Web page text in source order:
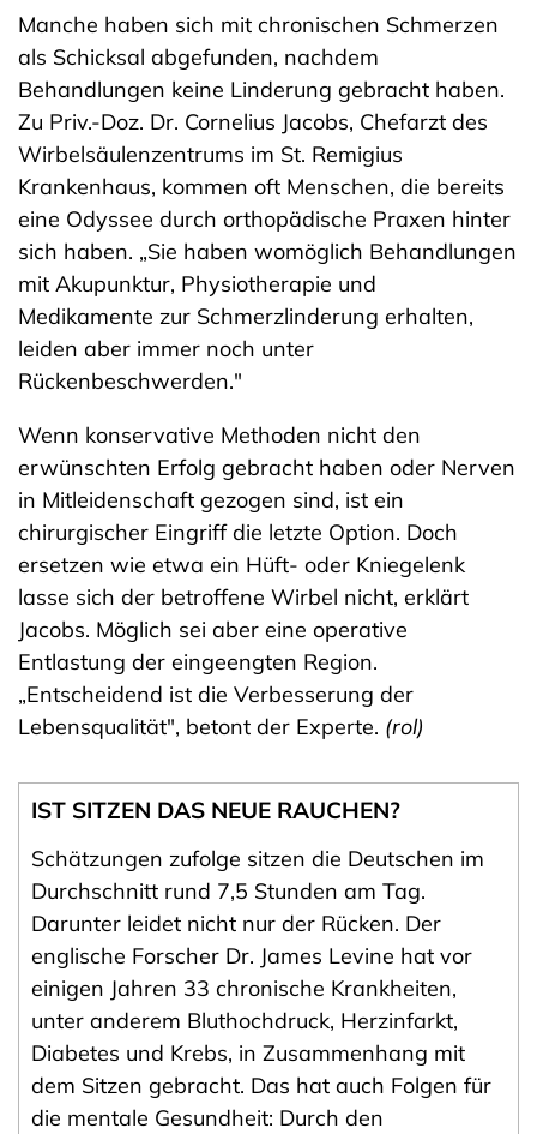
Manche haben sich mit chronischen Schmerzen
als Schicksal abgefunden, nachdem
Behandlungen keine Linderung gebracht haben.
Zu Priv.-Doz. Dr. Cornelius Jacobs, Chefarzt des
Wirbelsäulenzentrums im St. Remigius
Krankenhaus, kommen oft Menschen, die bereits
eine Odyssee durch orthopädische Praxen hinter
sich haben. „Sie haben womöglich Behandlungen
mit Akupunktur, Physiotherapie und
Medikamente zur Schmerzlinderung erhalten,
leiden aber immer noch unter
Rückenbeschwerden."
Wenn konservative Methoden nicht den
erwünschten Erfolg gebracht haben oder Nerven
in Mitleidenschaft gezogen sind, ist ein
chirurgischer Eingriff die letzte Option. Doch
ersetzen wie etwa ein Hüft- oder Kniegelenk
lasse sich der betroffene Wirbel nicht, erklärt
Jacobs. Möglich sei aber eine operative
Entlastung der eingeengten Region.
„Entscheidend ist die Verbesserung der
Lebensqualität", betont der Experte. (rol)
IST SITZEN DAS NEUE RAUCHEN?
Schätzungen zufolge sitzen die Deutschen im
Durchschnitt rund 7,5 Stunden am Tag.
Darunter leidet nicht nur der Rücken. Der
englische Forscher Dr. James Levine hat vor
einigen Jahren 33 chronische Krankheiten,
unter anderem Bluthochdruck, Herzinfarkt,
Diabetes und Krebs, in Zusammenhang mit
dem Sitzen gebracht. Das hat auch Folgen für
die mentale Gesundheit: Durch den